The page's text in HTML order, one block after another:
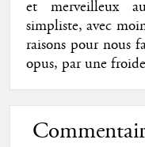
et merveilleux
simpliste, avec
raisons pour nous
opus, par une